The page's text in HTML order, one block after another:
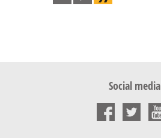
Social media